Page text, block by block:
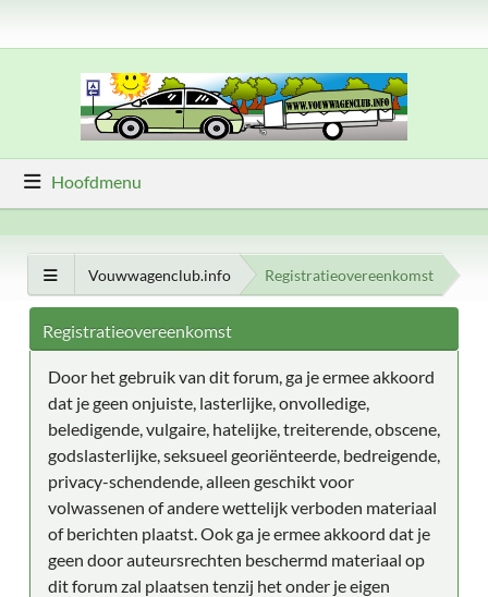
Hoofdmenu
Vouwwagenclub.info Registratieovereenkomst
Registratieovereenkomst
Door het gebruik van dit forum, ga je ermee akkoord
dat je geen onjuiste, lasterlijke, onvolledige,
beledigende, vulgaire, hatelijke, treiterende, obscene,
godslasterlijke, seksueel georiënteerde, bedreigende,
privacy-schendende, alleen geschikt voor
volwassenen of andere wettelijk verboden materiaal
of berichten plaatst. Ook ga je ermee akkoord dat je
geen door auteursrechten beschermd materiaal op
dit forum zal plaatsen tenzij het onder je eigen